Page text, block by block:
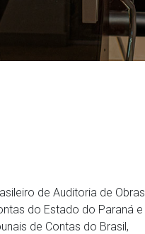
de Auditoria de Obras
do Estado do Paraná e
de Contas do Brasil,